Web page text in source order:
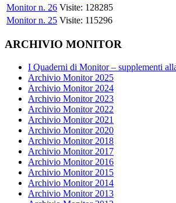
Monitor n. 26 Visite: 128285
Monitor n. 25 Visite: 115296
ARCHIVIO MONITOR
I Quaderni di Monitor – supplementi
Archivio Monitor 2025
Archivio Monitor 2024
Archivio Monitor 2023
Archivio Monitor 2022
Archivio Monitor 2021
Archivio Monitor 2020
Archivio Monitor 2018
Archivio Monitor 2017
Archivio Monitor 2016
Archivio Monitor 2015
Archivio Monitor 2014
Archivio Monitor 2013